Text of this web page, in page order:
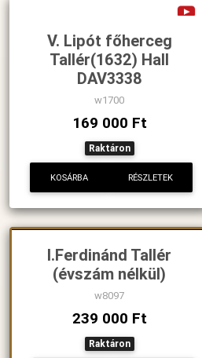
V. Lipót főherceg
Tallér(1632) Hall
DAV3338
w1700
169 000 Ft
Raktáron
KOSÁRBA RÉSZLETEK
I.Ferdinánd Tallér
(évszám nélkül)
w8097
239 000 Ft
Raktáron